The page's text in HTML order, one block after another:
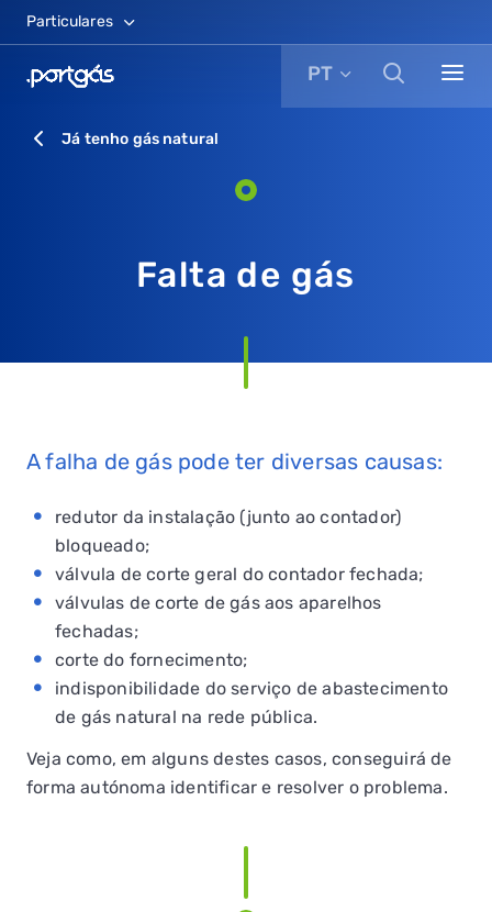
Particulares
PT
Já tenho gás natural
Falta de gás
A falha de gás pode ter diversas causas:
redutor da instalação (junto ao contador)
bloqueado;
válvula de corte geral do contador fechada;
válvulas de corte de gás aos aparelhos
fechadas;
corte do fornecimento;
indisponibilidade do serviço de abastecimento
de gás natural na rede pública.
Veja como, em alguns destes casos, conseguirá de
forma autónoma identificar e resolver o problema.